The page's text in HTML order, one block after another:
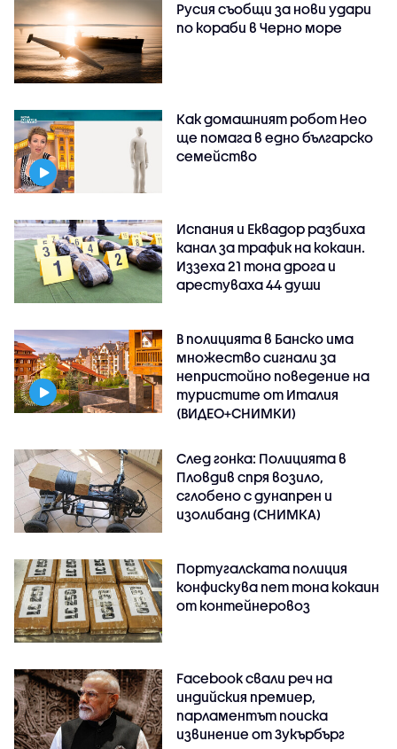
Русия съобщи за нови удари
по кораби в Черно море
Как домашният робот Нео
ще помага в едно българско
семейство
Испания и Еквадор разбиха
канал за трафик на кокаин.
Иззеха 21 тона дрога и
арестуваха 44 души
В полицията в Банско има
множество сигнали за
непристойно поведение на
туристите от Италия
(ВИДЕО+СНИМКИ)
След гонка: Полицията в
Пловдив спря возило,
сглобено с дунапрен и
изолибанд (СНИМКА)
Португалската полиция
конфискува пет тона кокаин
от контейнеровоз
Facebook свали реч на
индийския премиер,
парламентът поиска
извинение от Зукърбърг